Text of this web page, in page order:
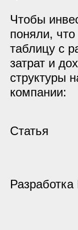
Чтобы
поняли,
таблицу с
затрат и
структуры
компании:
Статья
Разработка